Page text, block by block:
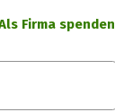
Firma spenden